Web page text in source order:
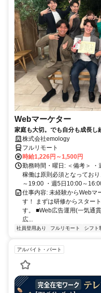
Webマーケター
家庭も大切。でも自分も成長
り”なママさんたちがフルリモー
株式会社emology
フルリモート
時給1,226円～1,500円
勤務時間・曜日: ＜備考＞
稼働は原則必須となってお
～19:00 ・週5日10:00～
仕事内容: 未経験からWebマ
す！ まずは研修からスター
す。 ■Web広告運用(一気通
広...
社員登用あり フルリモート シフト
アルバイト・パート